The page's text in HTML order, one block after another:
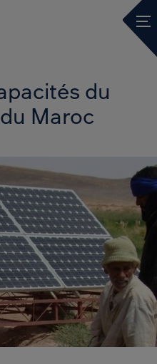
du
Maroc